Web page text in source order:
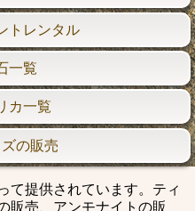
トレンタル
一覧
カ一覧
の販売
て提供されています。ティ
販売、アンモナイトの販